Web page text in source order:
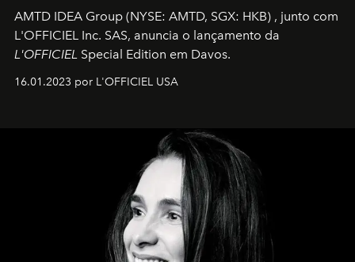
AMTD IDEA Group (NYSE: AMTD, SGX: HKB) , junto com
L'OFFICIEL Inc. SAS, anuncia o lançamento da
L'OFFICIEL Special Edition em Davos.
16.01.2023 por L'OFFICIEL USA